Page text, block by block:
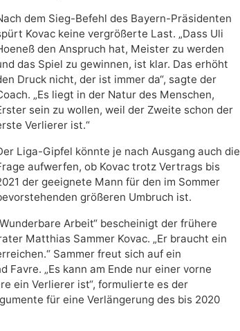
dem Sieg-Befehl des Bayern-Präsidenten
Kovac keine vergrößerte Last. „Dass Uli
den Anspruch hat, Meister zu werden
das Spiel zu gewinnen, ist klar. Das erhöht
Druck nicht, der ist immer da“, sagte der
„Es liegt in der Natur des Menschen,
sein zu wollen, weil der Zweite schon der
Verlierer ist.“
Liga-Gipfel könnte je nach Ausgang auch die
aufwerfen, ob Kovac trotz Vertrags bis
der geeignete Mann für den im Sommer
größeren Umbruch ist.
Arbeit“ bescheinigt der frühere
Matthias Sammer Kovac. „Er braucht ein
Sammer freut sich auf ein
Favre. „Es kann am Ende nur einer vorne
ein Verlierer ist“, formulierte es der
für eine Verlängerung des bis 2020